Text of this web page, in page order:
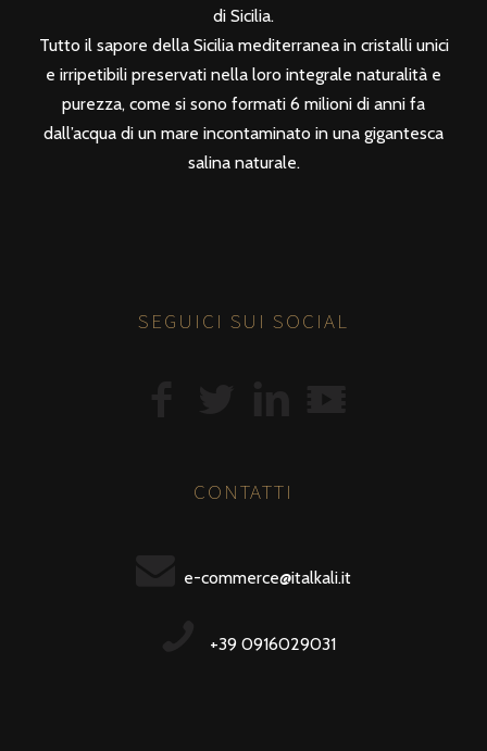
di Sicilia.
Tutto il sapore della Sicilia mediterranea in cristalli unici
e irripetibili preservati nella loro integrale naturalità e
purezza, come si sono formati 6 milioni di anni fa
dall’acqua di un mare incontaminato in una gigantesca
salina naturale.
SEGUICI SUI SOCIAL
CONTATTI
e-commerce@italkali.it
+39 0916029031